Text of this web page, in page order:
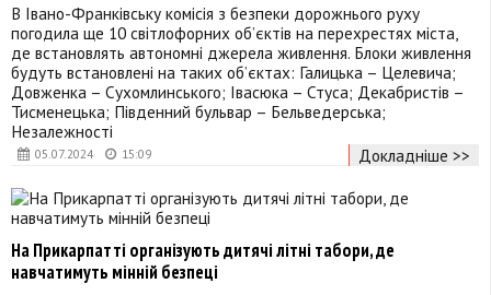
05.07.2024 15:09
В Івано-Франківську комісія з безпеки дорожнього руху
погодила ще 10 світлофорних об’єктів на перехрестях міста,
де встановлять автономні джерела живлення. Блоки живлення
будуть встановлені на таких об’єктах: Галицька – Целевича;
Довженка – Сухомлинського; Івасюка – Стуса; Декабристів –
Тисменецька; Південний бульвар – Бельведерська;
Незалежності
Докладніше >>
На Прикарпатті організують дитячі літні табори, де
навчатимуть мінній безпеці